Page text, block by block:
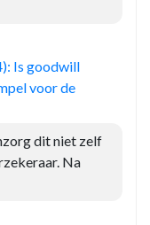
Is goodwill
voor de
dit niet zelf
Na